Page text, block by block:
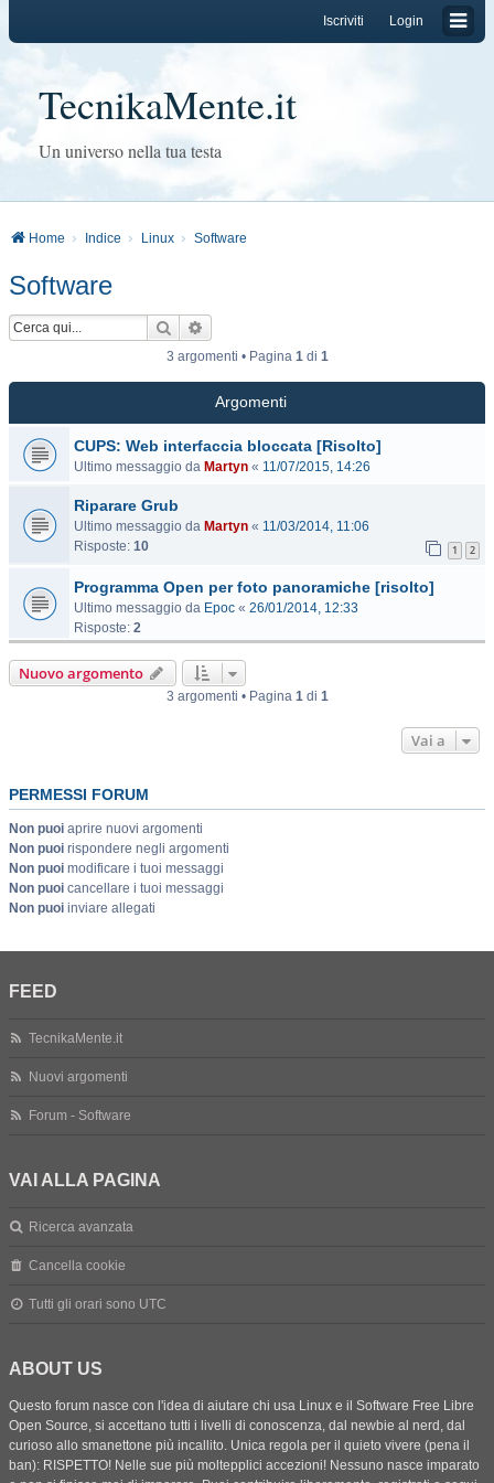
Login
Iscriviti
TecnikaMente.it
Un universo nella tua testa
Home Indice Linux Software
Software
Cerca
3 argomenti • Pagina 1di 1
Argomenti
CUPS: Web interfaccia bloccata [Risolto]
Ultimo messaggio da Martyn « 11/07/2015, 14:26
Riparare Grub
Ultimo messaggio da Martyn « 11/03/2014, 11:06
Risposte: 10 1 2
Programma Open per foto panoramiche [risolto]
Ultimo messaggio da Epoc « 26/01/2014, 12:33
Risposte: 2
Nuovo argomento
3 argomenti • Pagina 1di 1
Vai a
PERMESSI FORUM
Non puoi aprire nuovi argomenti
Non puoi rispondere negli argomenti
Non puoi modificare i tuoi messaggi
Non puoi cancellare i tuoi messaggi
Non puoi inviare allegati
FEED
TecnikaMente.it
Nuovi argomenti
Forum - Software
VAI ALLA PAGINA
Ricerca avanzata
Cancella cookie
Tutti gli orari sono UTC
ABOUT US
Questo forum nasce con l'idea di aiutare chi usa Linux e il Software Free Libre
Open Source, si accettano tutti i livelli di conoscenza, dal newbie al nerd, dal
curioso allo smanettone più incallito. Unica regola per il quieto vivere (pena il
ban): RISPETTO! Nelle sue più moltepplici accezioni! Nessuno nasce imparato